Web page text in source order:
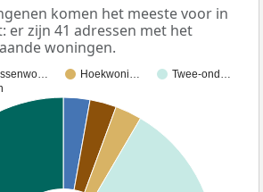
komen het meeste voor in
er zijn 41 adressen met het
woningen.
Hoekwoni…
Twee-ond…